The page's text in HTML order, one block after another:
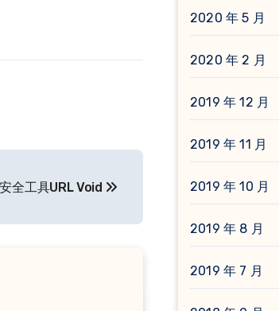
全工具URL Void
2020 年 5 月
2020 年 2 月
2019 年 12 月
2019 年 11 月
2019 年 10 月
2019 年 8 月
2019 年 7 月